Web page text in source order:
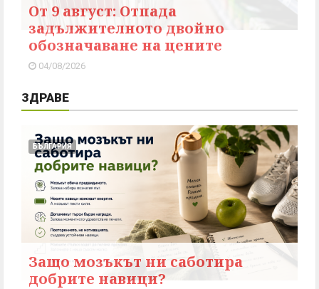
От 9 август: Отпада
задължителното двойно
обозначаване на цените
04/08/2026
ЗДРАВЕ
БЪЛГАРИЯ
Защо мозъкът ни саботира
добрите навици?